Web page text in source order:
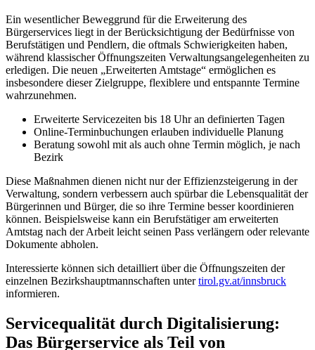
Ein wesentlicher Beweggrund für die Erweiterung des
Bürgerservices liegt in der Berücksichtigung der Bedürfnisse von
Berufstätigen und Pendlern, die oftmals Schwierigkeiten haben,
während klassischer Öffnungszeiten Verwaltungsangelegenheiten zu
erledigen. Die neuen „Erweiterten Amtstage“ ermöglichen es
insbesondere dieser Zielgruppe, flexiblere und entspannte Termine
wahrzunehmen.
Erweiterte Servicezeiten bis 18 Uhr an definierten Tagen
Online-Terminbuchungen erlauben individuelle Planung
Beratung sowohl mit als auch ohne Termin möglich, je nach
Bezirk
Diese Maßnahmen dienen nicht nur der Effizienzsteigerung in der
Verwaltung, sondern verbessern auch spürbar die Lebensqualität der
Bürgerinnen und Bürger, die so ihre Termine besser koordinieren
können. Beispielsweise kann ein Berufstätiger am erweiterten
Amtstag nach der Arbeit leicht seinen Pass verlängern oder relevante
Dokumente abholen.
Interessierte können sich detailliert über die Öffnungszeiten der
einzelnen Bezirkshauptmannschaften untertirol.gv.at/innsbruck
informieren.
Servicequalität durch Digitalisierung:
Das Bürgerservice als Teil von